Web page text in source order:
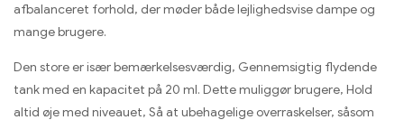
afbalanceret forhold, der møder både lejlighedsvise dampe og
mange brugere.
Den store er især bemærkelsesværdig, Gennemsigtig flydende
tank med en kapacitet på 20 ml. Dette muliggør brugere, Hold
altid øje med niveauet, Så at ubehagelige overraskelser, såsom